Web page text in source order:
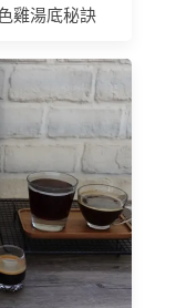
雞湯底秘訣